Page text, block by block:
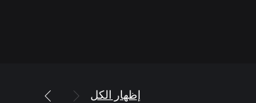
إظهار الكل